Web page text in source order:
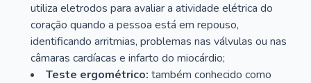
utiliza eletrodos para avaliar a atividade elétrica do
coração quando a pessoa está em repouso,
identificando arritmias, problemas nas válvulas ou nas
câmaras cardíacas e infarto do miocárdio;
Teste ergométrico: também conhecido como